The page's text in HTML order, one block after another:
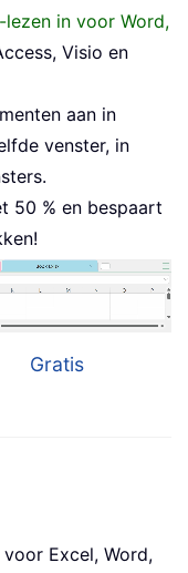
in voor Word,
Visio en
aan in
venster, in
50 % en bespaart
Gratis
Excel, Word,